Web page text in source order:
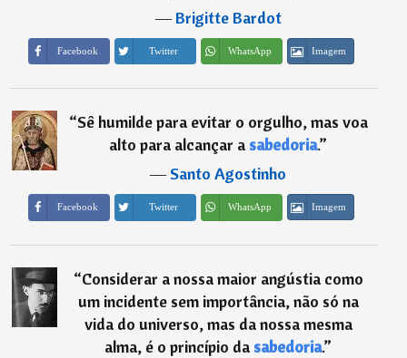
―Brigitte Bardot
Facebook Twitter WhatsApp Imagem
“Sê humilde para evitar o orgulho, mas voa
alto para alcançar a sabedoria.”
―Santo Agostinho
Facebook Twitter WhatsApp Imagem
“Considerar a nossa maior angústia como
um incidente sem importância, não só na
vida do universo, mas da nossa mesma
alma, é o princípio da sabedoria.”